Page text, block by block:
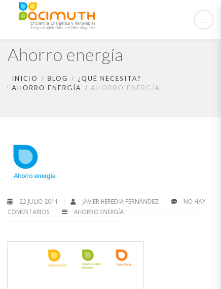
Ahorro energía
INICIO BLOG
¿QUÉ NECESITA?
AHORRO ENERGÍA
AHORRO ENERGÍA
22 JULIO 2011 JAVIER HEREDIA FERNÁNDEZ
NO HAY
COMENTARIOS
AHORRO ENERGÍA